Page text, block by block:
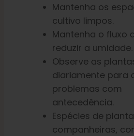
Mantenha os
cultivo limpos.
Mantenha o fluxo
reduzir a umidade.
Observe as
diariamente para
problemas com
antecedência.
Espécies de
companheiras,